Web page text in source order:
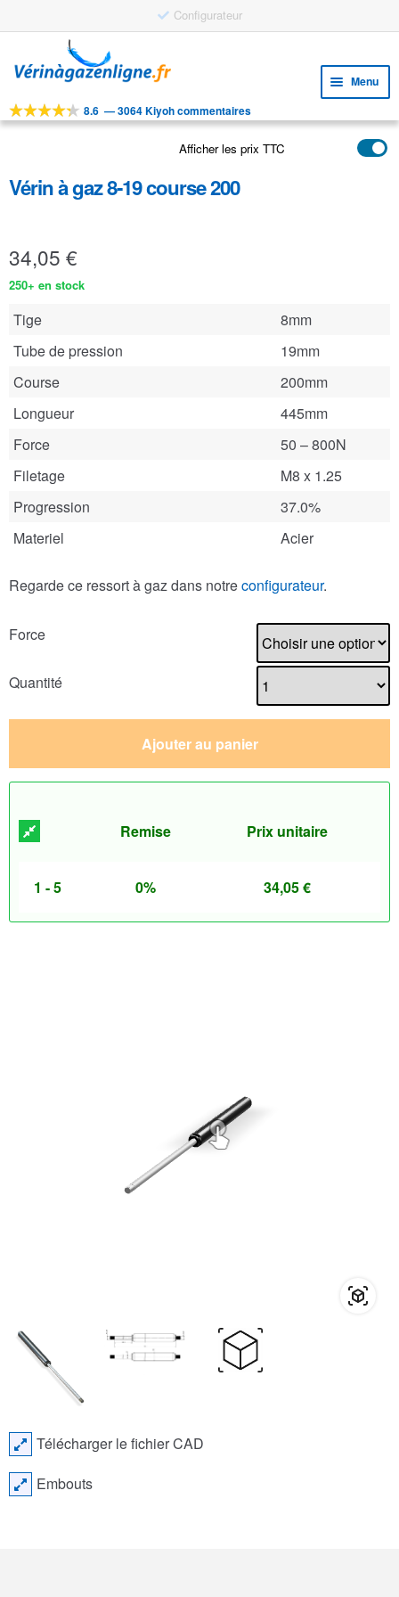
Configurateur
à
navigation
au
Menu
OUTILS
le
menu
APPLICATIONS
FAQ
8.6 —3064 Kiyoh commentaires
Afficher les prix TTC
Vérin à gaz 8-19 course 200
34,05 €
250+ en stock
Tige
8mm
Tube de pression
19mm
Course
200mm
Longueur
445mm
Force
50 – 800N
Filetage
M8 x 1.25
Progression
37.0%
Materiel
Acier
Regarde ce ressort à gaz dans notreconfigurateur.
Force
Quantité
Ajouter au panier
Remise Prix unitaire
1 - 5 0% 34,05€
Télécharger le fichier CAD
Embouts